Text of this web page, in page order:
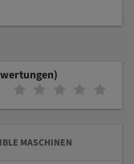
MASCHINEN